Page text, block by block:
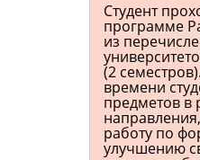
Студент
программе
из
(2
времени
предметов в
работу по
улучшению